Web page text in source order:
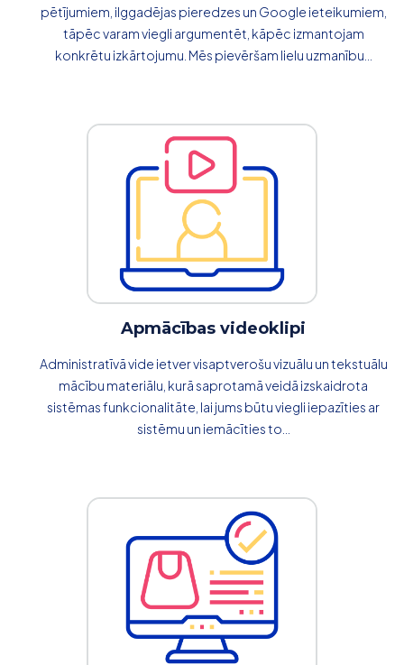
pētījumiem, ilggadējas pieredzes un Google ieteikumiem,
tāpēc varam viegli argumentēt, kāpēc izmantojam
konkrētu izkārtojumu. Mēs pievēršam lielu uzmanību...
Apmācības videoklipi
Administratīvā vide ietver visaptverošu vizuālu un tekstuālu
mācību materiālu, kurā saprotamā veidā izskaidrota
sistēmas funkcionalitāte, lai jums būtu viegli iepazīties ar
sistēmu un iemācīties to...